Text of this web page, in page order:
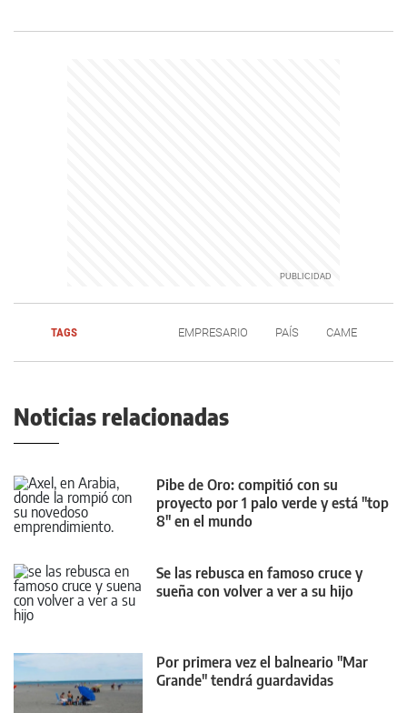
TAGS EMPRESARIO PAÍS CAME
Noticias relacionadas
Pibe de Oro: compitió con su
proyecto por 1 palo verde y está "top
8" en el mundo
Se las rebusca en famoso cruce y
sueña con volver a ver a su hijo
Por primera vez el balneario "Mar
Grande" tendrá guardavidas